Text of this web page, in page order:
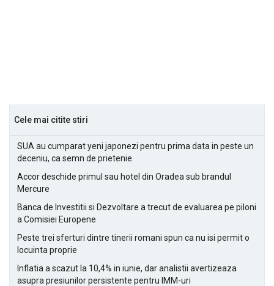
Cele mai citite stiri
SUA au cumparat yeni japonezi pentru prima data in peste un
deceniu, ca semn de prietenie
Accor deschide primul sau hotel din Oradea sub brandul
Mercure
Banca de Investitii si Dezvoltare a trecut de evaluarea pe piloni
a Comisiei Europene
Peste trei sferturi dintre tinerii romani spun ca nu isi permit o
locuinta proprie
Inflatia a scazut la 10,4% in iunie, dar analistii avertizeaza
asupra presiunilor persistente pentru IMM-uri